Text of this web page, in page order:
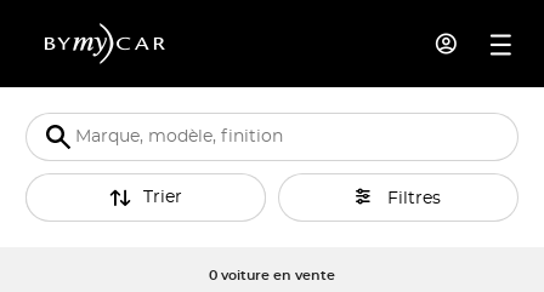
Trier Filtres
0 voiture en vente